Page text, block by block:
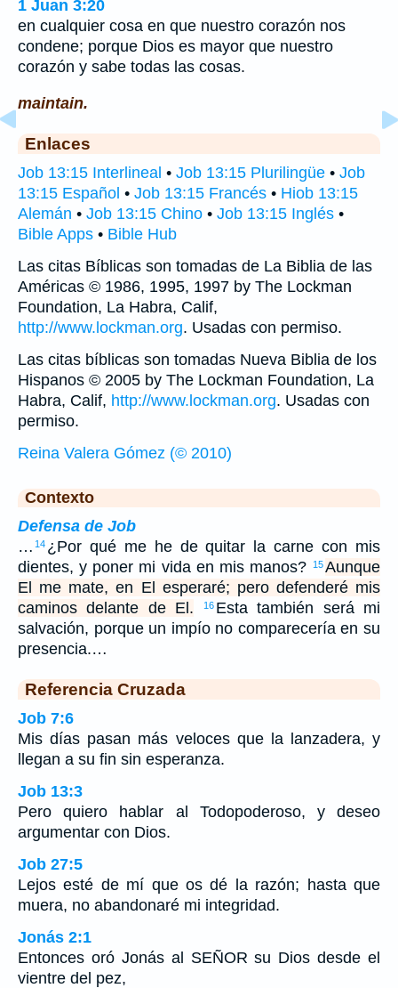
1 Juan 3:20
en cualquier cosa en que nuestro corazón nos
condene; porque Dios es mayor que nuestro
corazón y sabe todas las cosas.
maintain.
Enlaces
Job 13:15 Interlineal • Job 13:15 Plurilingüe • Job
13:15 Español • Job 13:15 Francés • Hiob 13:15
Alemán • Job 13:15 Chino • Job 13:15 Inglés •
Bible Apps • Bible Hub
Las citas Bíblicas son tomadas de La Biblia de las
Américas © 1986, 1995, 1997 by The Lockman
Foundation, La Habra, Calif,
http://www.lockman.org. Usadas con permiso.
Las citas bíblicas son tomadas Nueva Biblia de los
Hispanos © 2005 by The Lockman Foundation, La
Habra, Calif, http://www.lockman.org. Usadas con
permiso.
Reina Valera Gómez (© 2010)
Contexto
Defensa de Job
… 14 ¿Por qué me he de quitar la carne con mis
dientes, y poner mi vida en mis manos?
15Aunque
El me mate, en El esperaré; pero defenderé mis
caminos delante de El.
16 Esta también será mi
salvación, porque un impío no comparecería en su
presencia.…
Referencia Cruzada
Job 7:6
Mis días pasan más veloces que la lanzadera, y
llegan a su fin sin esperanza.
Job 13:3
Pero quiero hablar al Todopoderoso, y deseo
argumentar con Dios.
Job 27:5
Lejos esté de mí que os dé la razón; hasta que
muera, no abandonaré mi integridad.
Jonás 2:1
Entonces oró Jonás al SEÑOR su Dios desde el
vientre del pez,